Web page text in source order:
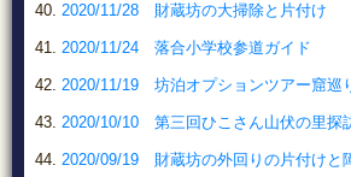
2020/11/28 財蔵坊の大掃除と片付け
2020/11/24 落合小学校参道ガイド
2020/11/19 坊泊オプションツアー窟巡
2020/10/10 第三回ひこさん山伏の里探
2020/09/19 財蔵坊の外回りの片付けと